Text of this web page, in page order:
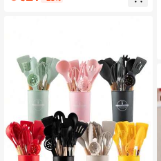
องปากสัตว์เลี้ยง ปลอกนิ้วทำความสะอา
ดหูสำหรับทั้งแมวและสุนัข